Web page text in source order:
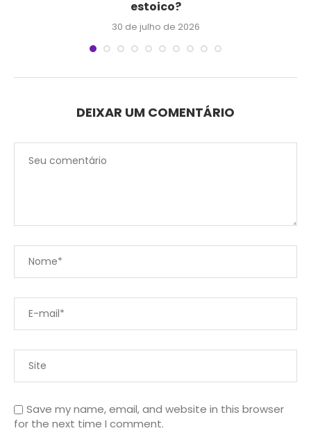
estoico?
30 de julho de 2026
DEIXAR UM COMENTÁRIO
Save my name, email, and website in this browser
for the next time I comment.